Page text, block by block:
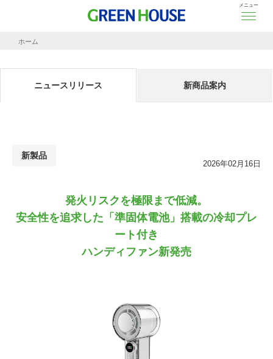
メニュー
ホーム
ニュースリリース 新商品案内
新製品
2026年02月16日
発火リスクを極限まで低減。
安全性を追求した「準固体電池」搭載の冷却プレ
ート付き
ハンディファン新発売